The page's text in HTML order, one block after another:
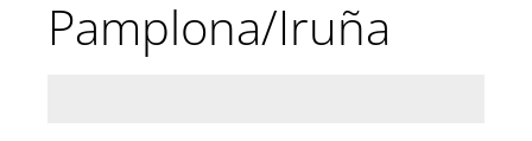
Pamplona/Iruña